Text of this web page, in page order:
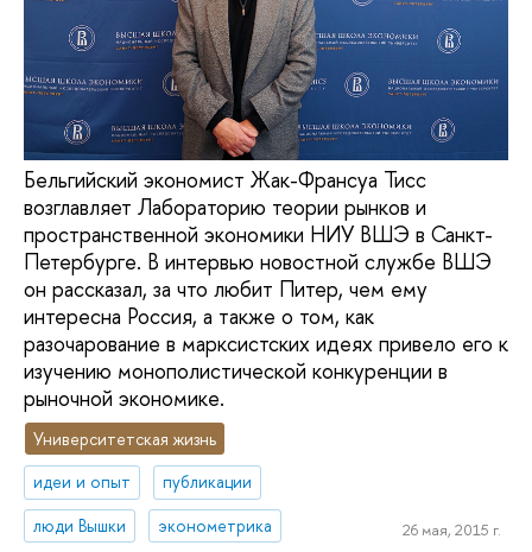
Бельгийский экономист Жак-Франсуа Тисс
возглавляет Лабораторию теории рынков и
пространственной экономики НИУ ВШЭ в Санкт-
Петербурге. В интервью новостной службе ВШЭ
он рассказал, за что любит Питер, чем ему
интересна Россия, а также о том, как
разочарование в марксистских идеях привело его к
изучению монополистической конкуренции в
рыночной экономике.
Университетская жизнь
идеи и опыт
публикации
люди Вышки
эконометрика 26 мая, 2015 г.